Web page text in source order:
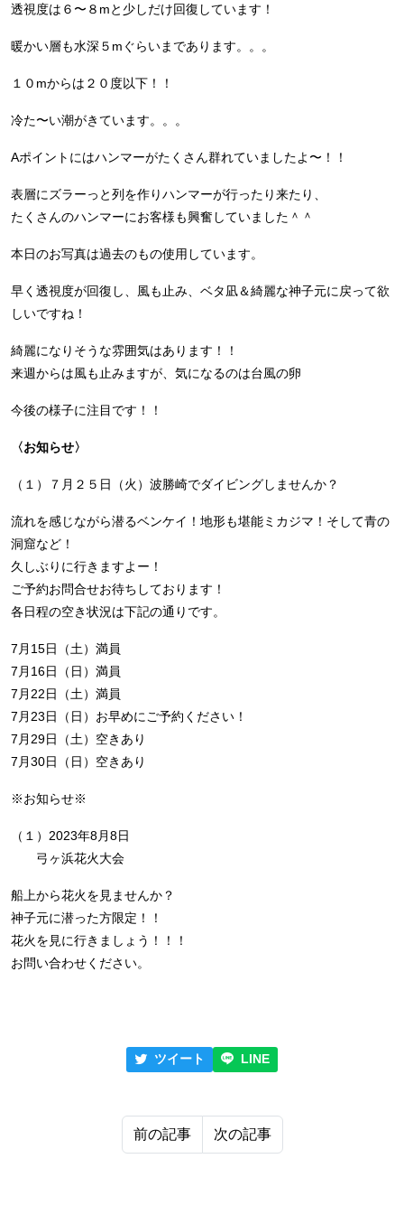
透視度は６〜８mと少しだけ回復しています！
暖かい層も水深５mぐらいまであります。。。
１０mからは２０度以下！！
冷た〜い潮がきています。。。
Aポイントにはハンマーがたくさん群れていましたよ〜！！
表層にズラーっと列を作りハンマーが行ったり来たり、
たくさんのハンマーにお客様も興奮していました＾＾
本日のお写真は過去のもの使用しています。
早く透視度が回復し、風も止み、ベタ凪＆綺麗な神子元に戻って欲
しいですね！
綺麗になりそうな雰囲気はあります！！
来週からは風も止みますが、気になるのは台風の卵
今後の様子に注目です！！
〈お知らせ〉
（１）７月２５日（火）波勝崎でダイビングしませんか？
流れを感じながら潜るベンケイ！地形も堪能ミカジマ！そして青の
洞窟など！
久しぶりに行きますよー！
ご予約お問合せお待ちしております！
各日程の空き状況は下記の通りです。
7月15日（土）満員
7月16日（日）満員
7月22日（土）満員
7月23日（日）お早めにご予約ください！
7月29日（土）空きあり
7月30日（日）空きあり
※お知らせ※
（１）2023年8月8日
弓ヶ浜花火大会
船上から花火を見ませんか？
神子元に潜った方限定！！
花火を見に行きましょう！！！
お問い合わせください。
ツイート LINE
前の記事 次の記事